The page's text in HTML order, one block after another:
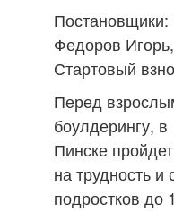
Федоров
Стартовый
Перед
боулдерингу, в
Пинске
на трудность и
подростков до